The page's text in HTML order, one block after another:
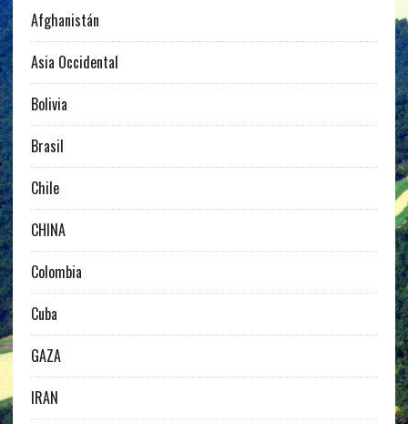
Afghanistán
Asia Occidental
Bolivia
Brasil
Chile
CHINA
Colombia
Cuba
GAZA
IRAN